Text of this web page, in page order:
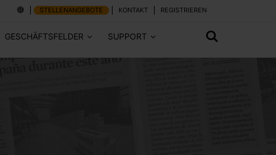
STELLENANGEBOTE KONTAKT REGISTRIEREN
GESCHÄFTSFELDER SUPPORT